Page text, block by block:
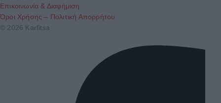
Επικοινωνία & Διαφήμιση
Όροι Χρήσης – Πολιτική Απορρήτου
© 2026 Karfitsa